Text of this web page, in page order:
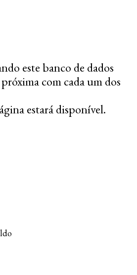
este banco de dados
com cada um dos
estará disponível.